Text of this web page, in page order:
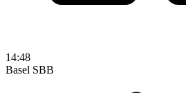
14:48
Basel SBB